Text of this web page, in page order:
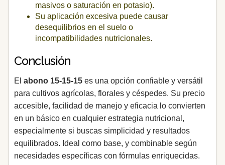
masivos o saturación en potasio).
Su aplicación excesiva puede causar
desequilibrios en el suelo o
incompatibilidades nutricionales.
Conclusión
El abono 15‑15‑15es una opción confiable y versátil
para cultivos agrícolas, florales y céspedes. Su precio
accesible, facilidad de manejo y eficacia lo convierten
en un básico en cualquier estrategia nutricional,
especialmente si buscas simplicidad y resultados
equilibrados. Ideal como base, y combinable según
necesidades específicas con fórmulas enriquecidas.